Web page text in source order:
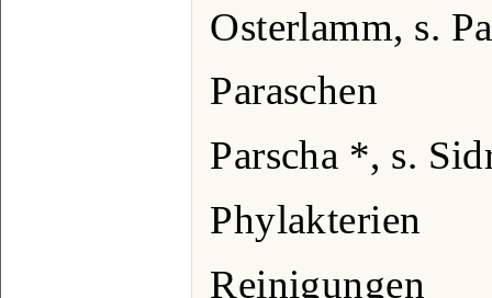
Osterlamm, s.
Paraschen
Parscha *, s.
Phylakterien
Reinigungen